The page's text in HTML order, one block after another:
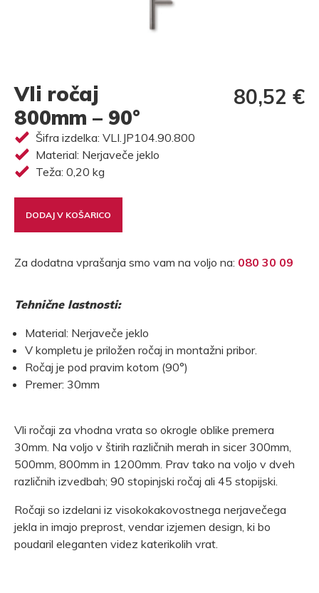
Vli ročaj
800mm – 90°
80,52 €
Šifra izdelka: VLI.JP104.90.800
Material: Nerjaveče jeklo
Teža: 0,20 kg
DODAJ V KOŠARICO
Za dodatna vprašanja smo vam na voljo na: 080 30 09
Tehnične lastnosti:
Material: Nerjaveče jeklo
V kompletu je priložen ročaj in montažni pribor.
Ročaj je pod pravim kotom (90°)
Premer: 30mm
Vli ročaji za vhodna vrata so okrogle oblike premera
30mm. Na voljo v štirih različnih merah in sicer 300mm,
500mm, 800mm in 1200mm. Prav tako na voljo v dveh
različnih izvedbah; 90 stopinjski ročaj ali 45 stopijski.
Ročaji so izdelani iz visokokakovostnega nerjavečega
jekla in imajo preprost, vendar izjemen design, ki bo
poudaril eleganten videz katerikolih vrat.